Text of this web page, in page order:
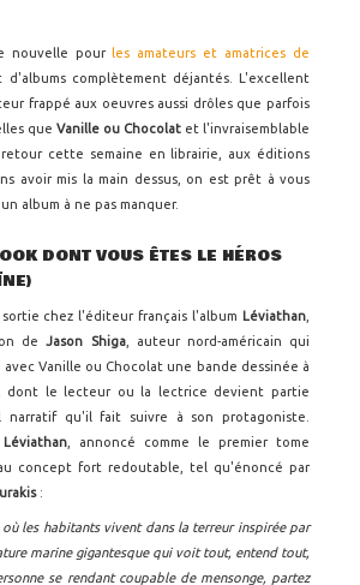
nouvelle pour les amateurs et amatrices de
d'albums complètement déjantés. L'excellent
frappé aux oeuvres aussi drôles que parfois
que Vanille ou Chocolat et l'invraisemblable
cette semaine en librairie, aux éditions
avoir mis la main dessus, on est prêt à vous
album à ne pas manquer.
DONT VOUS ÊTES LE HÉROS
chez l'éditeur français l'album Léviathan
deJason Shiga, auteur nord-américain qui
avec Vanille ou Chocolat une bande dessinée à
dont le lecteur ou la lectrice devient partie
qu'il fait suivre à son protagoniste.
Léviathan , annoncé comme le premier tome
concept fort redoutable, tel qu'énoncé par
:
où les habitants vivent dans la terreur inspirée par
marine gigantesque qui voit tout, entend tout,
se rendant coupable de mensonge, partez